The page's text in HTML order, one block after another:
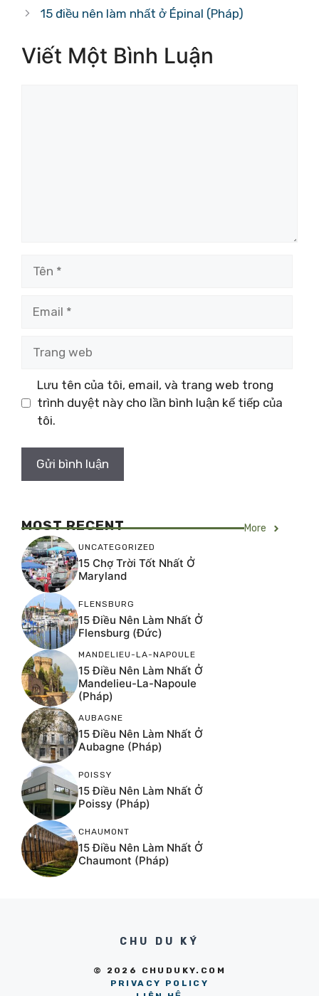
15 điều nên làm nhất ở Épinal (Pháp)
Viết Một Bình Luận
web
Lưu tên của tôi, email, và trang web trong
trình duyệt này cho lần bình luận kế tiếp của
tôi.
MOST RECENT More
UNCATEGORIZED
15 Chợ Trời Tốt Nhất Ở
Maryland
FLENSBURG
15 Điều Nên Làm Nhất Ở
Flensburg (Đức)
MANDELIEU-LA-NAPOULE
15 Điều Nên Làm Nhất Ở
Mandelieu-La-Napoule
(Pháp)
AUBAGNE
15 Điều Nên Làm Nhất Ở
Aubagne (Pháp)
POISSY
15 Điều Nên Làm Nhất Ở
Poissy (Pháp)
CHAUMONT
15 Điều Nên Làm Nhất Ở
Chaumont (Pháp)
CHU DU KÝ
© 2026 CHUDUKY.COM
PRIVACY POLICY